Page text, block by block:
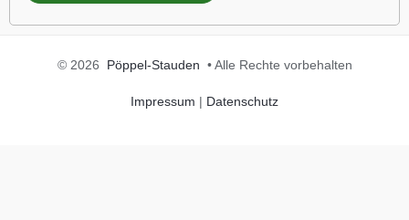
© 2026 Pöppel-Stauden • Alle Rechte vorbehalten
Impressum | Datenschutz